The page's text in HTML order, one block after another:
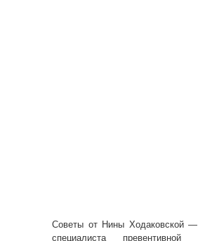
Советы от Нины Ходаковской —
специалиста